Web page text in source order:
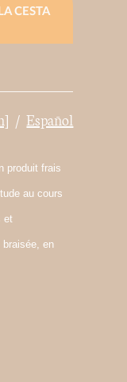
CESTA
Español
produit frais
au cours
et
braisée, en